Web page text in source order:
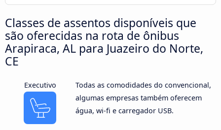
Classes de assentos disponíveis que
são oferecidas na rota de ônibus
Arapiraca, AL para Juazeiro do Norte,
CE
Executivo
Todas as comodidades do convencional,
algumas empresas também oferecem
água, wi-fi e carregador USB.